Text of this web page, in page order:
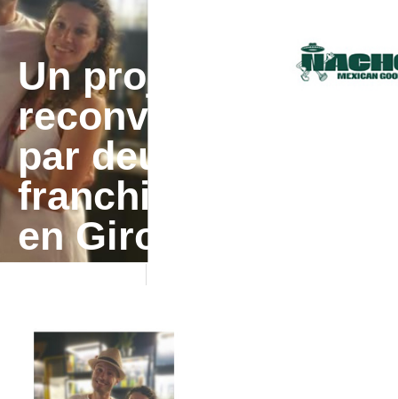
Un projet de
reconversion porté
par deux
franchisés Nachos
en Gironde